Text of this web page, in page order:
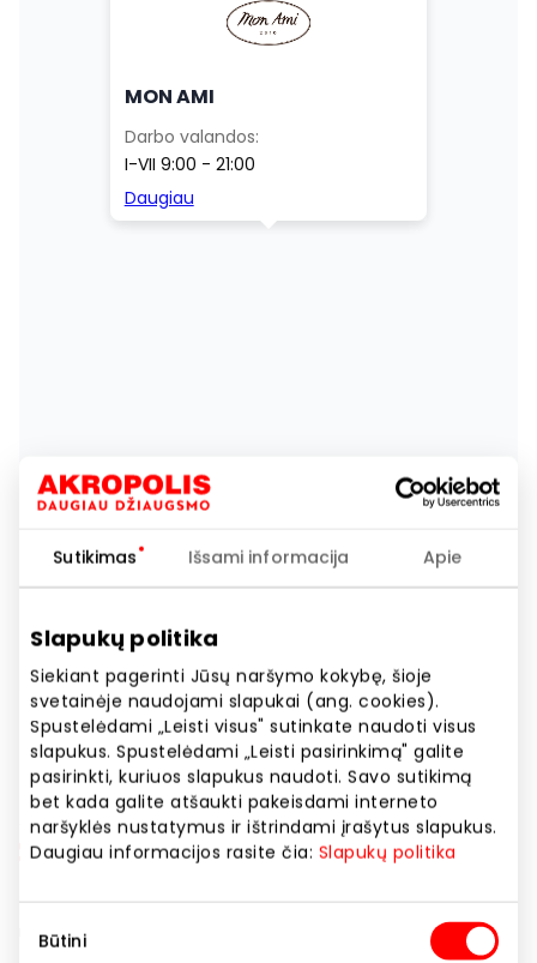
Sutikimas Išsami informacija Apie
Slapukų politika
Siekiant pagerinti Jūsų naršymo kokybę, šioje
svetainėje naudojami slapukai (ang. cookies).
Spustelėdami „Leisti visus" sutinkate naudoti visus
slapukus. Spustelėdami „Leisti pasirinkimą" galite
pasirinkti, kuriuos slapukus naudoti. Savo sutikimą
bet kada galite atšaukti pakeisdami interneto
naršyklės nustatymus ir ištrindami įrašytus slapukus.
Daugiau informacijos rasite čia: Slapukų politika
pasirinkimas
Būtini